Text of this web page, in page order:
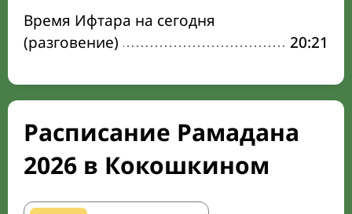
Время Ифтара на сегодня
(разговение)
20:21
Расписание Рамадана
2026 в Кокошкином